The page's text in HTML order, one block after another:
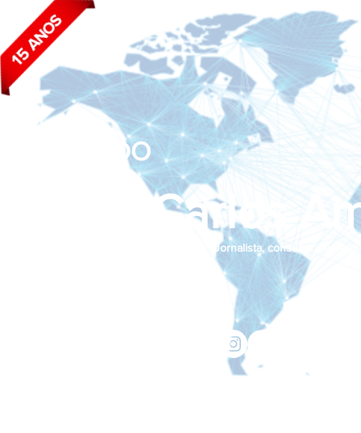
João Carlos
BLOG DO
Jornalista, consultor de